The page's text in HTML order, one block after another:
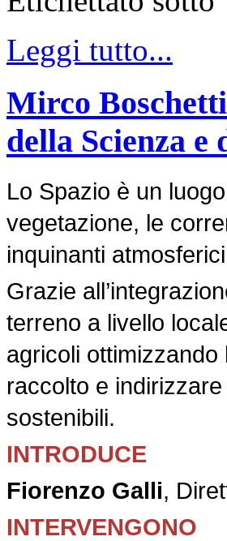
Leggi tutto...
Mirco
della Scienza
Lo Spazio è un
vegetazione, le
inquinanti
Grazie
terreno a livello
agricoli
raccolto e
sostenibili.
INTRODUCE
Fiorenzo Galli,
INTERVENGONO